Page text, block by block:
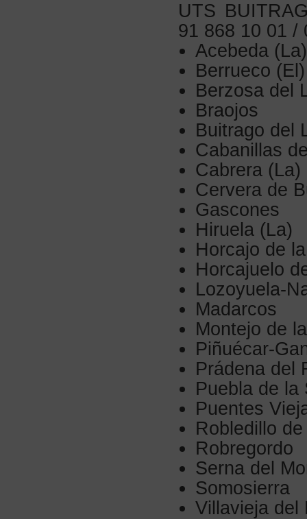
UTS
91 868 10 01 /
Acebeda (La)
Berrueco (El)
Berzosa del
Braojos
Buitrago del
Cabanillas
Cabrera (La)
Cervera de
Gascones
Hiruela (La)
Horcajo de
Horcajuelo
Lozoyuela-
Madarcos
Montejo de
Piñuécar-
Prádena del
Puebla de la
Puentes
Robledillo
Robregordo
Serna del
Somosierra
Villavieja del